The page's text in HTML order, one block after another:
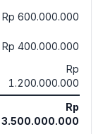
Rp 600.000.000
Rp 400.000.000
Rp
1.200.000.000
Rp
3.500.000.000